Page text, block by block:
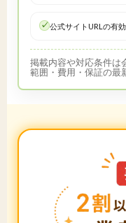
公式サイトURLの有
掲載内容や対応条件は
範囲・費用・保証の最